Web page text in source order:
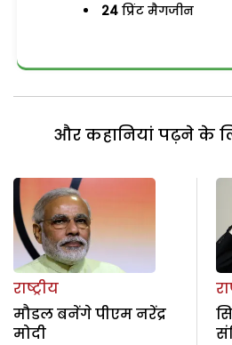
24 प्रिंट मैगजीन
और कहानियां पढ़ने के
राष्ट्रीय
मौडल बनेंगे पीएम नरेंद्र
मोदी